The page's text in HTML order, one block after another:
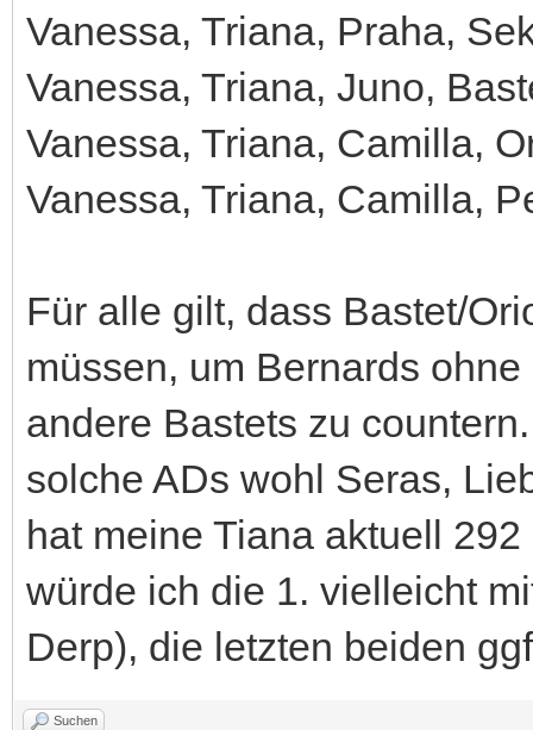
Vanessa, Triana, Praha,
Vanessa, Triana, Juno,
Vanessa, Triana, Camilla,
Vanessa, Triana, Camilla,
Für alle gilt, dass Bastet/
müssen, um Bernards
andere Bastets zu
solche ADs wohl Seras,
hat meine Tiana aktuell
würde ich die 1. vielleicht
Derp), die letzten beiden
Suchen